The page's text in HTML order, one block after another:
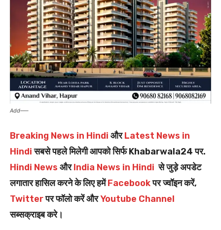
Add—–
Breaking News in Hindi औरLatest News in
Hindiसबसे पहले मिलेगी आपको सिर्फ Khabarwala24 पर.
Hindi News औरIndia News in Hindi से जुड़े अपडेट
लगातार हासिल करने के लिए हमेंFacebookपर ज्वॉइन करें,
Twitterपर फॉलो करें औरYoutube Channel
सब्सक्राइब करे।